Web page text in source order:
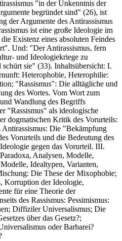
"in der Unkenntnis der
begründet sind" (26), ist
der Argumente des Antirassismus
ist eine große Ideologie im
Existenz eines absoluten Feindes
Und: "Der Antirassismus, fern
und Ideologiekriege zu
schürt sie" (33). Inhaltsübersicht: I.
Heterophobie, Heterophilie:
"Rassismus": Die alltägliche und
des Wortes. Vom Wort zum
Wandlung des Begriffs
"Rassismus" als ideologische
dogmatischen Kritik des Vorurteils:
Die "Bekämpfung
Vorurteils und die Bedeutung des
gegen das Vorurteil. III.
Analysen, Modelle,
Idealtypen, Varianten,
Die These der Mixophobie;
Korruption der Ideologie,
für eine Theorie der
des Rassismus: Pessimismus:
Diffiziler Universalismus; Die
über das Gesetz?;
oder Barbarei?